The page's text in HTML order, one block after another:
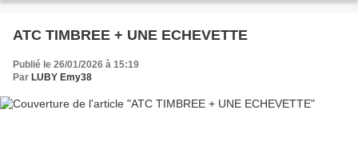
ATC TIMBREE + UNE ECHEVETTE
Publié le 26/01/2026 à 15:19
Par LUBY Emy38